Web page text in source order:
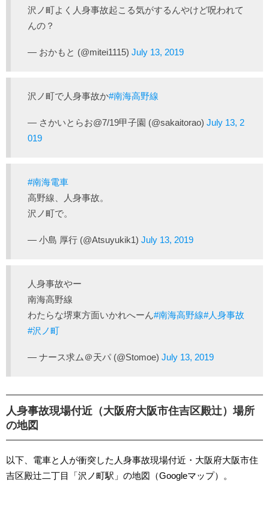
沢ノ町よく人身事故起こる気がするんやけど呪われて
んの？
— おかもと (@mitei1115) July 13, 2019
沢ノ町で人身事故か#南海高野線
— さかいとらお@7/19甲子園 (@sakaitorao) July 13, 2
019
#南海電車
高野線、人身事故。
沢ノ町で。
— 小島 厚行 (@Atsuyukik1) July 13, 2019
人身事故やー
南海高野線
わたらな堺東方面いかれへーん#南海高野線#人身事故
#沢ノ町
— ナース求ム＠天パ (@Stomoe) July 13, 2019
人身事故現場付近（大阪府大阪市住吉区殿辻）場所
の地図
以下、電車と人が衝突した人身事故現場付近・大阪府大阪市住
吉区殿辻二丁目「沢ノ町駅」の地図（Googleマップ）。